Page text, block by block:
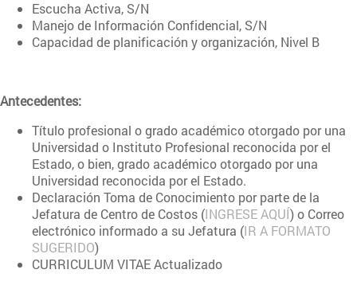
Escucha Activa, S/N
Manejo de Información Confidencial, S/N
Capacidad de planificación y organización, Nivel B
Antecedentes:
Título profesional o grado académico otorgado por una
Universidad o Instituto Profesional reconocida por el
Estado, o bien, grado académico otorgado por una
Universidad reconocida por el Estado.
Declaración Toma de Conocimiento por parte de la
Jefatura de Centro de Costos (INGRESE AQUÍ) o Correo
electrónico informado a su Jefatura (IR A FORMATO
SUGERIDO)
CURRICULUM VITAE Actualizado